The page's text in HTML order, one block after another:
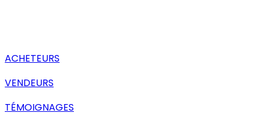
ACHETEURS
VENDEURS
TÉMOIGNAGES